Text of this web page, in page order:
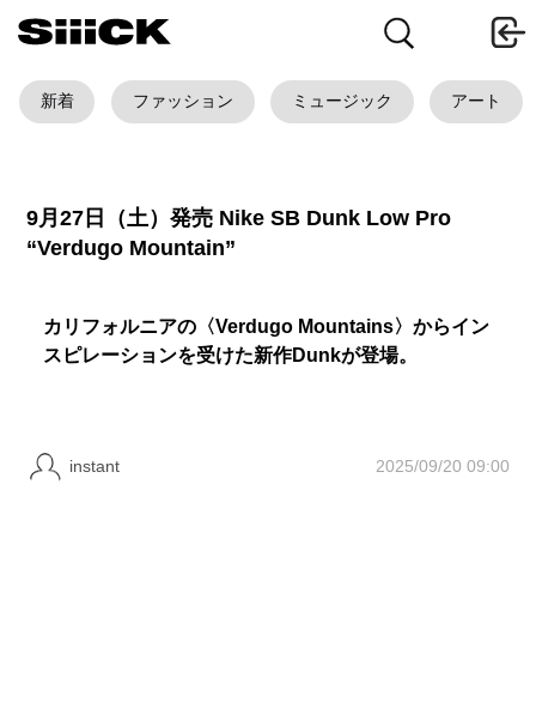
新着 ファッション ミュージック アート
9月27日（土）発売 Nike SB Dunk Low Pro
“Verdugo Mountain”
カリフォルニアの〈Verdugo Mountains〉からイン
スピレーションを受けた新作Dunkが登場。
instant 2025/09/20 09:00